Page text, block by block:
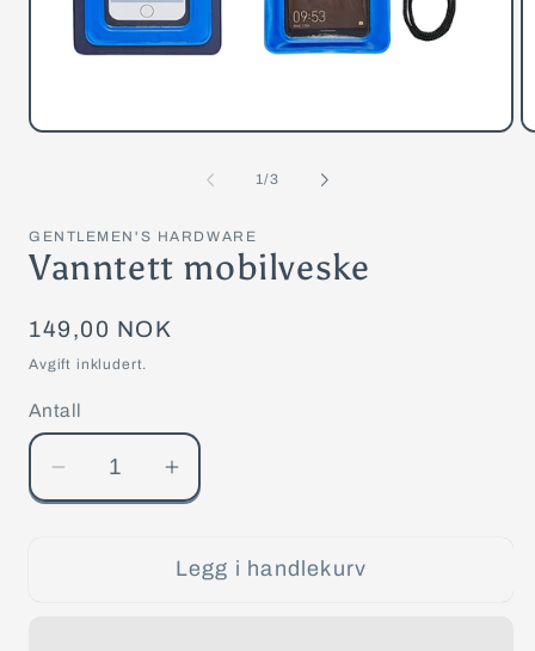
Åpne
1/av
3
GENTLEMEN'S HARDWARE
Vanntett mobilveske
Vanlig
pris
149,00 NOK
Avgift inkludert.
Antall
Senk
antallet
Øk
antallet
Vanntett
Legg i handlekurv